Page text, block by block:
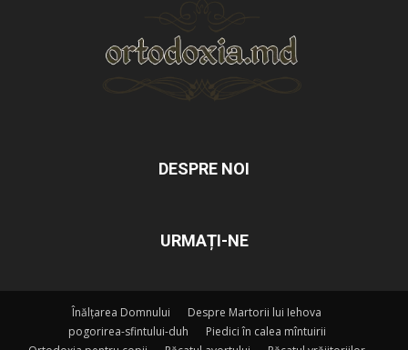
DESPRE NOI
URMAȚI-NE
Înălțarea Domnului
Despre Martorii lui Iehova
pogorirea-sfintului-duh
Piedici în calea mîntuirii